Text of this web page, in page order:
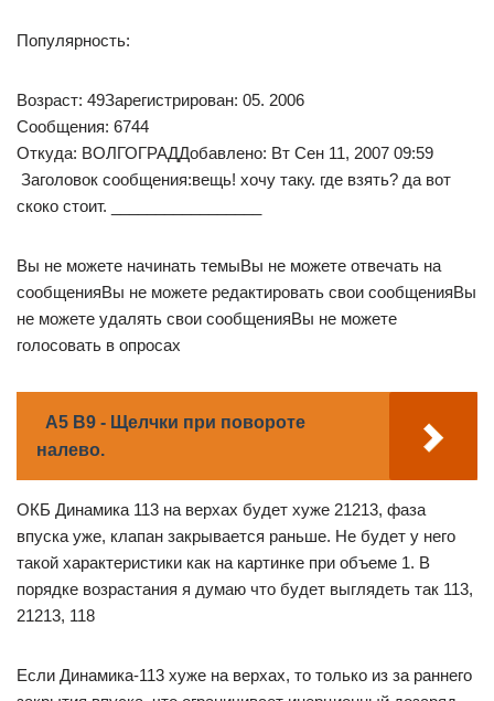
Популярность:
Возраст: 49Зарегистрирован: 05. 2006
Сообщения: 6744
Откуда: ВОЛГОГРАДДобавлено: Вт Сен 11, 2007 09:59
Заголовок сообщения:вещь! хочу таку. где взять? да вот
скоко стоит. _________________
Вы не можете начинать темыВы не можете отвечать на
сообщенияВы не можете редактировать свои сообщенияВы
не можете удалять свои сообщенияВы не можете
голосовать в опросах
A5 B9 - Щелчки при повороте
налево.
ОКБ Динамика 113 на верхах будет хуже 21213, фаза
впуска уже, клапан закрывается раньше. Не будет у него
такой характеристики как на картинке при объеме 1. В
порядке возрастания я думаю что будет выглядеть так 113,
21213, 118
Если Динамика-113 хуже на верхах, то только из за раннего